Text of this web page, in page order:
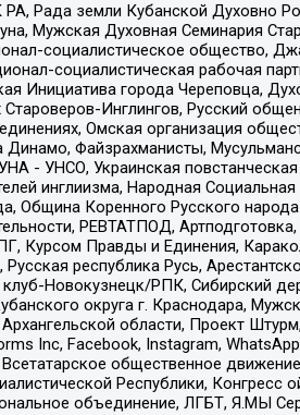
РА, Рада земли Кубанской Духовно
Мужская Духовная Семинария
социалистическое общество,
социалистическая рабочая
Инициатива города Череповца,
Инглингов, Русский
Омская организация
Файзрахманисты,
- УНСО, Украинская
инглиизма, Народная
Община Коренного Русского
РЕВТАТПОД,
Курсом Правды и Единения,
Русская республика Русь,
клуб-Новокузнецк/РПК,
округа г. Краснодара,
области, Проект
Inc, Facebook, Instagram,
Всетатарское общественное
Республики,
объединение, ЛГБТ, Я.МЫ